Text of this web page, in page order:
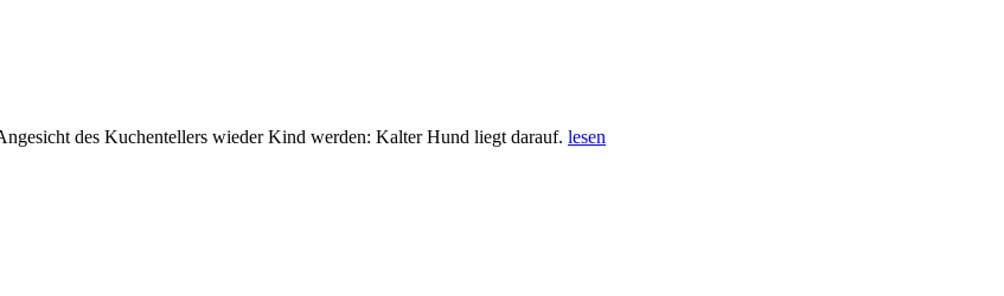
des Kuchentellers wieder Kind werden: Kalter Hund liegt darauf. lesen